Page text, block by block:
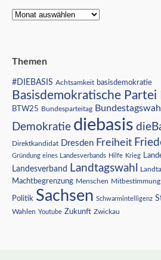
Themen
#DIEBASIS Achtsamkeit basisdemokratie
Basisdemokratische Partei
BTW25 Bundesparteitag Bundestagswahl
Demokratie diebasis
Direktkandidat Dresden Freiheit
Gründung eines Landesverbands Hilfe Krieg
Landesverband Landtagswahl
Machtbegrenzung Menschen Mitbestimmung
Politik Sachsen Schwarmintelligenz
Wahlen Youtube Zukunft Zwickau